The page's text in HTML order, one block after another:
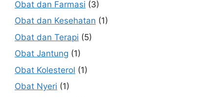
Obat dan Farmasi (3)
Obat dan Kesehatan (1)
Obat dan Terapi (5)
Obat Jantung (1)
Obat Kolesterol (1)
Obat Nyeri (1)